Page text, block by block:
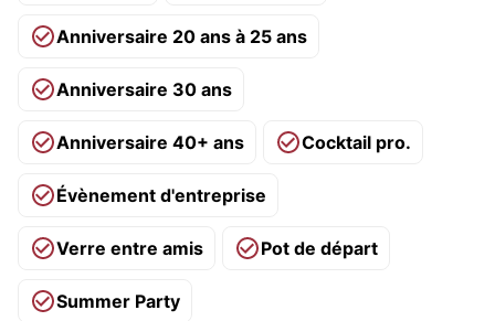
Anniversaire 20 ans à 25 ans
Anniversaire 30 ans
Anniversaire 40+ ans Cocktail pro.
Évènement d'entreprise
Verre entre amis Pot de départ
Summer Party